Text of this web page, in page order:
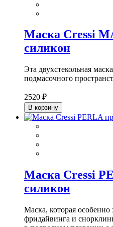
Маска Cressi
силикон
Эта двухстекольная
подмасочного
2520 ₽
В корзину
Маска Cressi
силикон
Маска, которая
фридайвинга и